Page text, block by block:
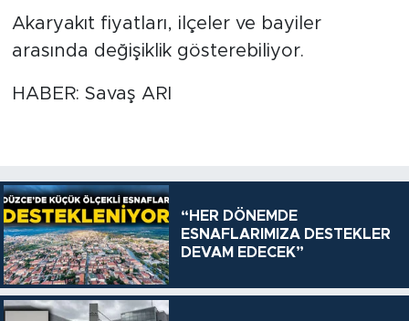
Akaryakıt fiyatları, ilçeler ve bayiler
arasında değişiklik gösterebiliyor.
HABER: Savaş ARI
“HER DÖNEMDE
ESNAFLARIMIZA DESTEKLER
DEVAM EDECEK”